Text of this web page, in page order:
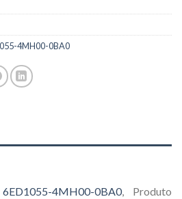
4MH00-0BA0
4MH00-0BA0, Produto